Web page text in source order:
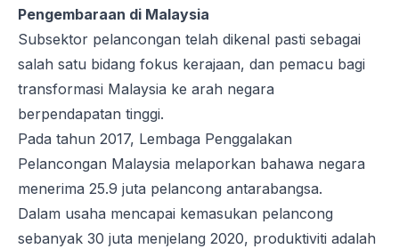
Pengembaraan di Malaysia
Subsektor pelancongan telah dikenal pasti sebagai
salah satu bidang fokus kerajaan, dan pemacu bagi
transformasi Malaysia ke arah negara
berpendapatan tinggi.
Pada tahun 2017, Lembaga Penggalakan
Pelancongan Malaysia melaporkan bahawa negara
menerima 25.9 juta pelancong antarabangsa.
Dalam usaha mencapai kemasukan pelancong
sebanyak 30 juta menjelang 2020, produktiviti adalah